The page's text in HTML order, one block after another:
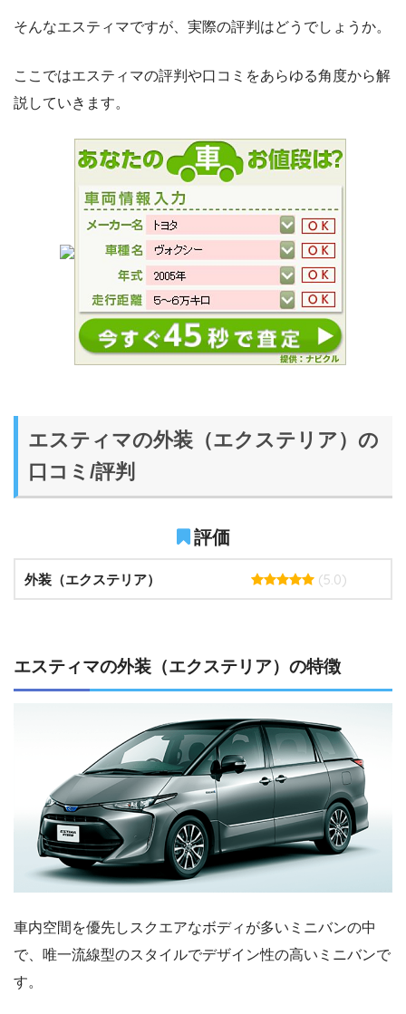
そんなエスティマですが、実際の評判はどうでしょうか。
ここではエスティマの評判や口コミをあらゆる角度から解
説していきます。
エスティマの外装（エクステリア）の
口コミ/評判
評価
外装（エクステリア） (5.0)
エスティマの外装（エクステリア）の特徴
車内空間を優先しスクエアなボディが多いミニバンの中
で、唯一流線型のスタイルでデザイン性の高いミニバンで
す。